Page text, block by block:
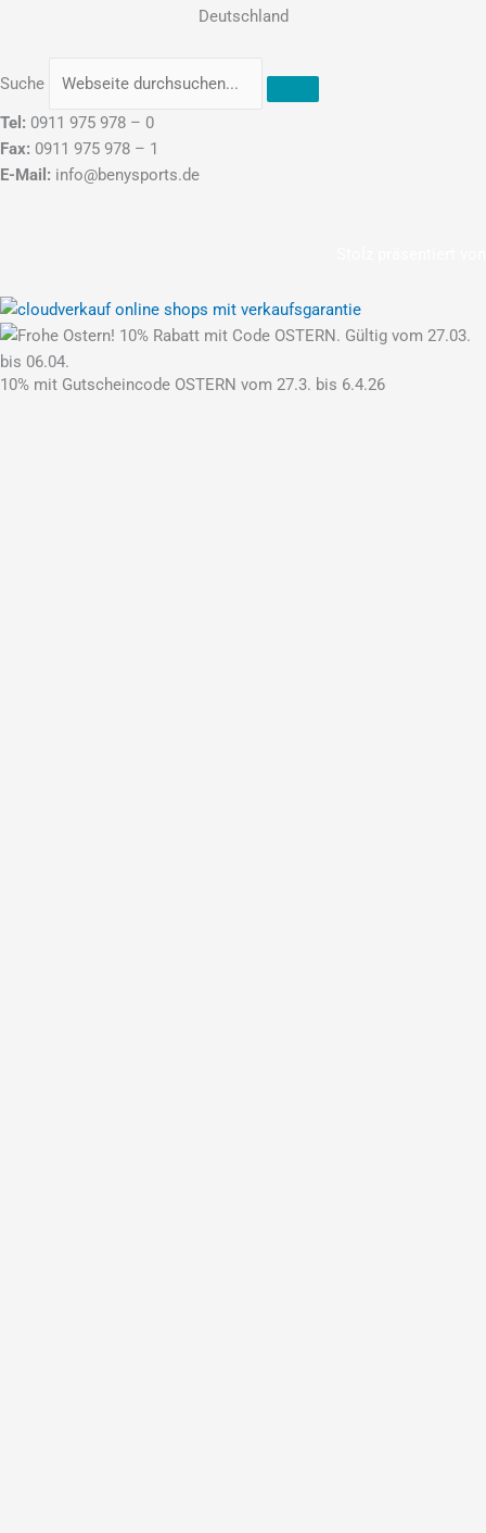
Deutschland
Suche
Tel: 0911 975 978 – 0
Fax: 0911 975 978 – 1
E-Mail: info@benysports.de
10% mit Gutscheincode OSTERN vom 27.3. bis 6.4.26